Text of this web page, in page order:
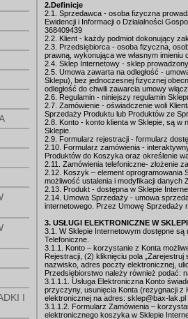
I
2.Definicje
2.1. Sprzedawca - osoba fizyczna
Ewidencji i Informacji o Działalności
368409439
2.2. Klient - każdy podmiot dokonujący
2.3. Przedsiębiorca - osoba fizyczna,
prawną, wykonująca we własnym
2.4. Sklep Internetowy - sklep
2.5. Umowa zawarta na odległość -
Sklepu), bez jednoczesnej fizycznej
odległość do chwili zawarcia umowy
2.6. Regulamin - niniejszy regulamin
2.7. Zamówienie - oświadczenie woli
Sprzedaży Produktu lub Produktów ze
2.8. Konto - konto klienta w Sklepie, są w
Sklepie.
2.9. Formularz rejestracji - formularz
2.10. Formularz zamówienia -
Produktów do Koszyka oraz określenie
2.11. Zamówienia telefoniczne- złożenie
2.12. Koszyk – element oprogramowania
możliwość ustalenia i modyfikacji danych
2.13. Produkt - dostępna w Sklepie
2.14. Umowa Sprzedaży - umowa
internetowego. Przez Umowę Sprzedaży
3. USŁUGI ELEKTRONICZNE W
3.1. W Sklepie Internetowym dostępne
Telefoniczne.
3.1.1. Konto – korzystanie z Konta
Rejestracji, (2) kliknięciu pola
nazwisko, adres poczty elektronicznej,
Przedsiębiorstwo należy również podać:
3.1.1.1. Usługa Elektroniczna Konto
przyczyny, usunięcia Konta (rezygnacji z
elektronicznej na adres: sklep@bax-
3.1.1.2. Formularz Zamówienia –
elektronicznego koszyka w Sklepie